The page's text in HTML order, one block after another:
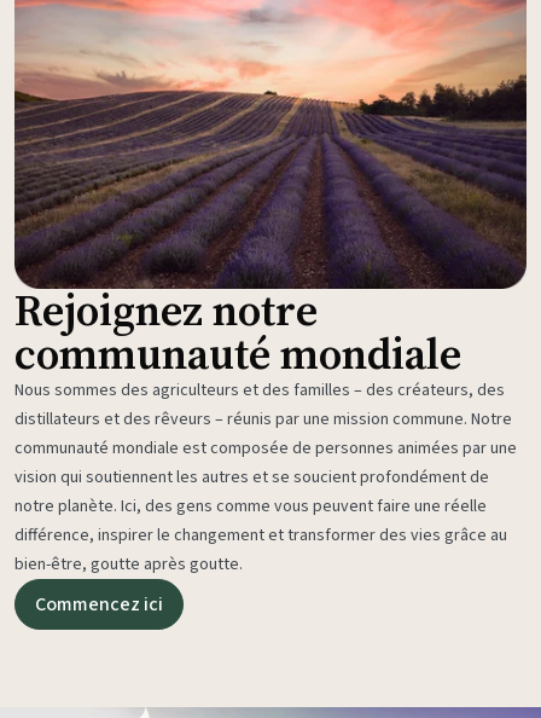
Rejoignez notre
communauté mondiale
Nous sommes des agriculteurs et des familles – des créateurs, des
distillateurs et des rêveurs – réunis par une mission commune. Notre
communauté mondiale est composée de personnes animées par une
vision qui soutiennent les autres et se soucient profondément de
notre planète. Ici, des gens comme vous peuvent faire une réelle
différence, inspirer le changement et transformer des vies grâce au
bien-être, goutte après goutte.
Commencez ici